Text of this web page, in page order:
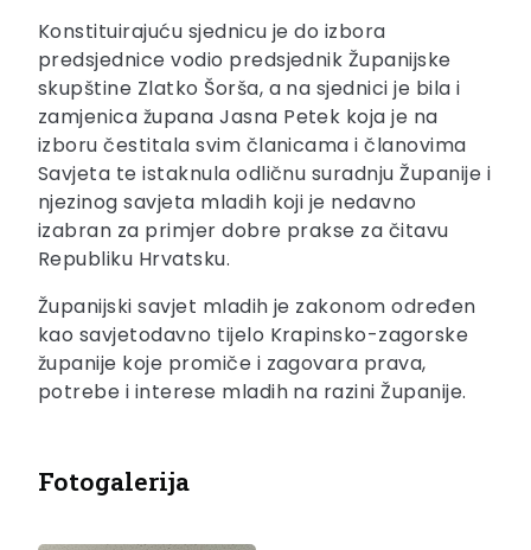
Konstituirajuću sjednicu je do izbora
predsjednice vodio predsjednik Županijske
skupštine Zlatko Šorša, a na sjednici je bila i
zamjenica župana Jasna Petek koja je na
izboru čestitala svim članicama i članovima
Savjeta te istaknula odličnu suradnju Županije i
njezinog savjeta mladih koji je nedavno
izabran za primjer dobre prakse za čitavu
Republiku Hrvatsku.
Županijski savjet mladih je zakonom određen
kao savjetodavno tijelo Krapinsko-zagorske
županije koje promiče i zagovara prava,
potrebe i interese mladih na razini Županije.
Fotogalerija